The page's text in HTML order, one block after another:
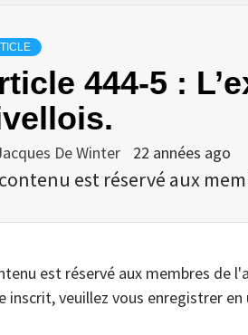
444-5 :
De Winter 22 années ago
est réservé aux
est réservé aux membres de
inscrit, veuillez vous enregistrer